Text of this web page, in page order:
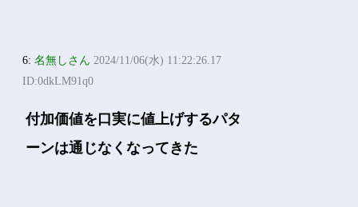
6:名無しさん 2024/11/06(水) 11:22:26.17
ID:0dkLM91q0
付加価値を口実に値上げするパタ
ーンは通じなくなってきた